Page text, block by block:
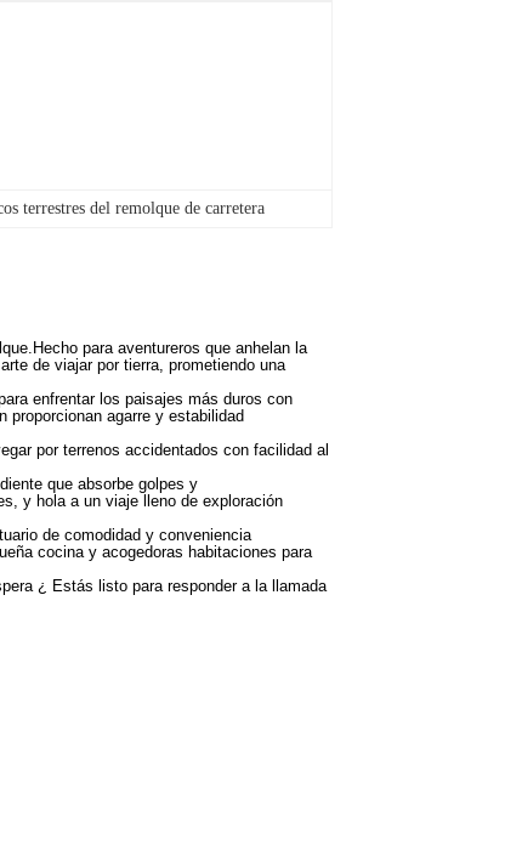
terrestres del remolque de carretera
para aventureros que anhelan la
de viajar por tierra, prometiendo una
enfrentar los paisajes más duros con
agarre y estabilidad
por terrenos accidentados con facilidad al
que absorbe golpes y
y hola a un viaje lleno de exploración
de comodidad y conveniencia
cocina y acogedoras habitaciones para
¿ Estás listo para responder a la llamada